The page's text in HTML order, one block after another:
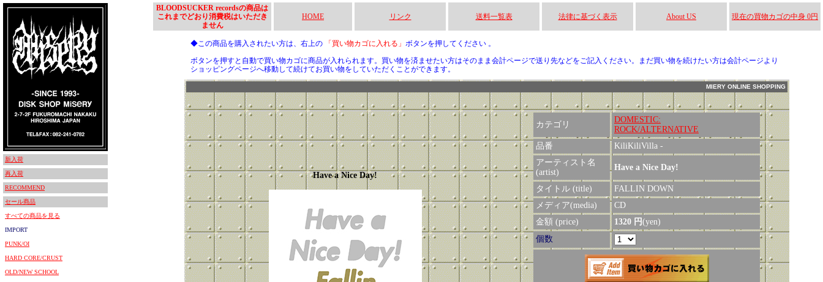
新入荷
再入荷
RECOMMEND
セール商品
すべての商品を見る
IMPORT
PUNK/OI
HARD CORE/CRUST
OLD/NEW SCHOOL
BLOODSUCKER recordsの商品は
これまでどおり消費税はいただき
ません
HOME リンク 送料一覧表 法律に基づく表示 About US 現在の買物カゴの中身 0円
◆この商品を購入されたい方は、右上の 「買い物カゴに入れる」 ボタンを押してください 。
ボタンを押すと自動で買い物カゴに商品が入れられます。買い物を済ませたい方はそのまま会計ページで送り先などをご記入ください。まだ買い物を続けたい方は会計ページより
ショッピングページへ移動して続けてお買い物をしていただくことができます。
MIERY ONLINE SHOPPING
Have a Nice Day!
カテゴリ
DOMESTIC:
ROCK/ALTERNATIVE
品番
KiliKiliVilla -
アーティスト名
(artist)
Have a Nice Day!
タイトル (title)
FALLIN DOWN
メディア(media)
CD
金額 (price)
1320 円(yen)
個数